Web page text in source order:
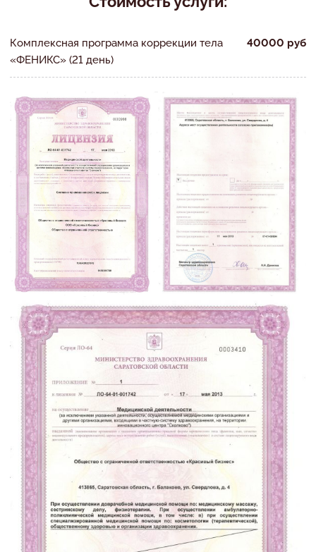
Комплексная программа коррекции тела
«ФЕНИКС» (21 день)
40000 руб